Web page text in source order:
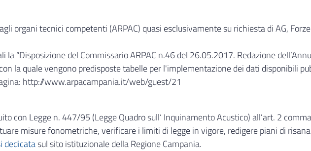
organi tecnici competenti (ARPAC) quasi esclusivamente su richiesta di AG,
“Disposizione del Commissario ARPAC n.46 del 26.05.2017. Redazione
la quale vengono predisposte tabelle per l'implementazione dei dati disponibili
http://www.arpacampania.it/web/guest/21
con Legge n. 447/95 (Legge Quadro sull‘ Inquinamento Acustico) all’art. 2
misure fonometriche, verificare i limiti di legge in vigore, redigere piani di
dedicatasul sito istituzionale della Regione Campania.